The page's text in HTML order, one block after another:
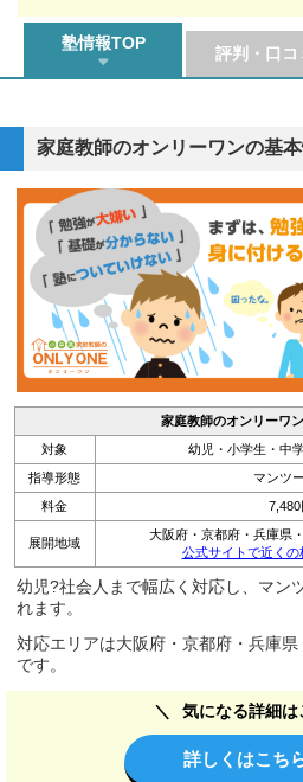
塾情報TOP
評判・口コ
家庭教師のオンリーワンの基
家庭教師のオンリーワ
対象
幼児・小学生・中
指導形態
マンツ
料金
7,480
展開地域
大阪府・京都府・兵庫県
公式サイトで近く
幼児?社会人まで幅広く対応し、マン
れます。
対応エリアは大阪府・京都府・兵庫
です。
気になる詳細は
詳しくはこち